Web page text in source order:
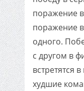
поражение
поражение
одного.
с другом в
встретятся
худшие